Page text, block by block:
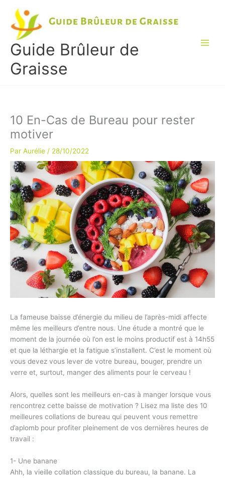
contenu
Guide Brûleur de
Graisse
10 En-Cas de Bureau pour rester
motiver
Par Aurélie / 28/10/2022
La fameuse baisse d’énergie du milieu de l’après-midi affecte
même les meilleurs d’entre nous. Une étude a montré que le
moment de la journée où l’on est le moins productif est à 14h55
et que la léthargie et la fatigue s’installent. C’est le moment où
vous devez vous lever de votre bureau, bouger, prendre un
verre et, surtout, manger des aliments pour le cerveau !
Alors, quelles sont les meilleurs en-cas à manger lorsque vous
rencontrez cette baisse de motivation ? Lisez ma liste des 10
meilleures collations de bureau qui peuvent vous remettre
d’aplomb pour profiter pleinement de vos dernières heures de
travail :
1- Une banane
Ahh, la vieille collation classique du bureau, la banane. La